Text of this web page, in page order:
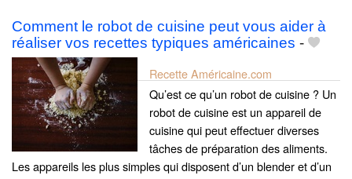
Comment le robot de cuisine peut vous aider à
réaliser vos recettes typiques américaines -
Recette Américaine.com
Qu’est ce qu’un robot de cuisine ? Un
robot de cuisine est un appareil de
cuisine qui peut effectuer diverses
tâches de préparation des aliments.
Les appareils les plus simples qui disposent d’un blender et d’un